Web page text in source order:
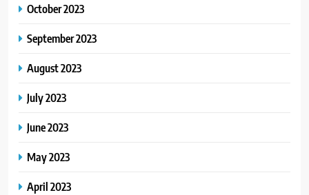
October 2023
September 2023
August 2023
July 2023
June 2023
May 2023
April 2023